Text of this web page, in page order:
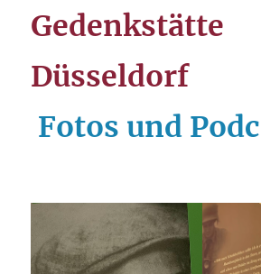
Gedenkstätte
Düsseldorf
Fotos und